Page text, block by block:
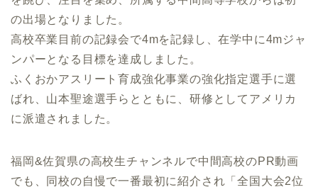
の出場となりました。
高校卒業目前の記録会で4mを記録し、在学中に4mジャ
ンパーとなる目標を達成しました。
ふくおかアスリート育成強化事業の強化指定選手に選
ばれ、山本聖途選手らとともに、研修としてアメリカ
に派遣されました。
福岡&佐賀県の高校生チャンネルで中間高校のPR動画
でも、同校の自慢で一番最初に紹介され「全国大会2位